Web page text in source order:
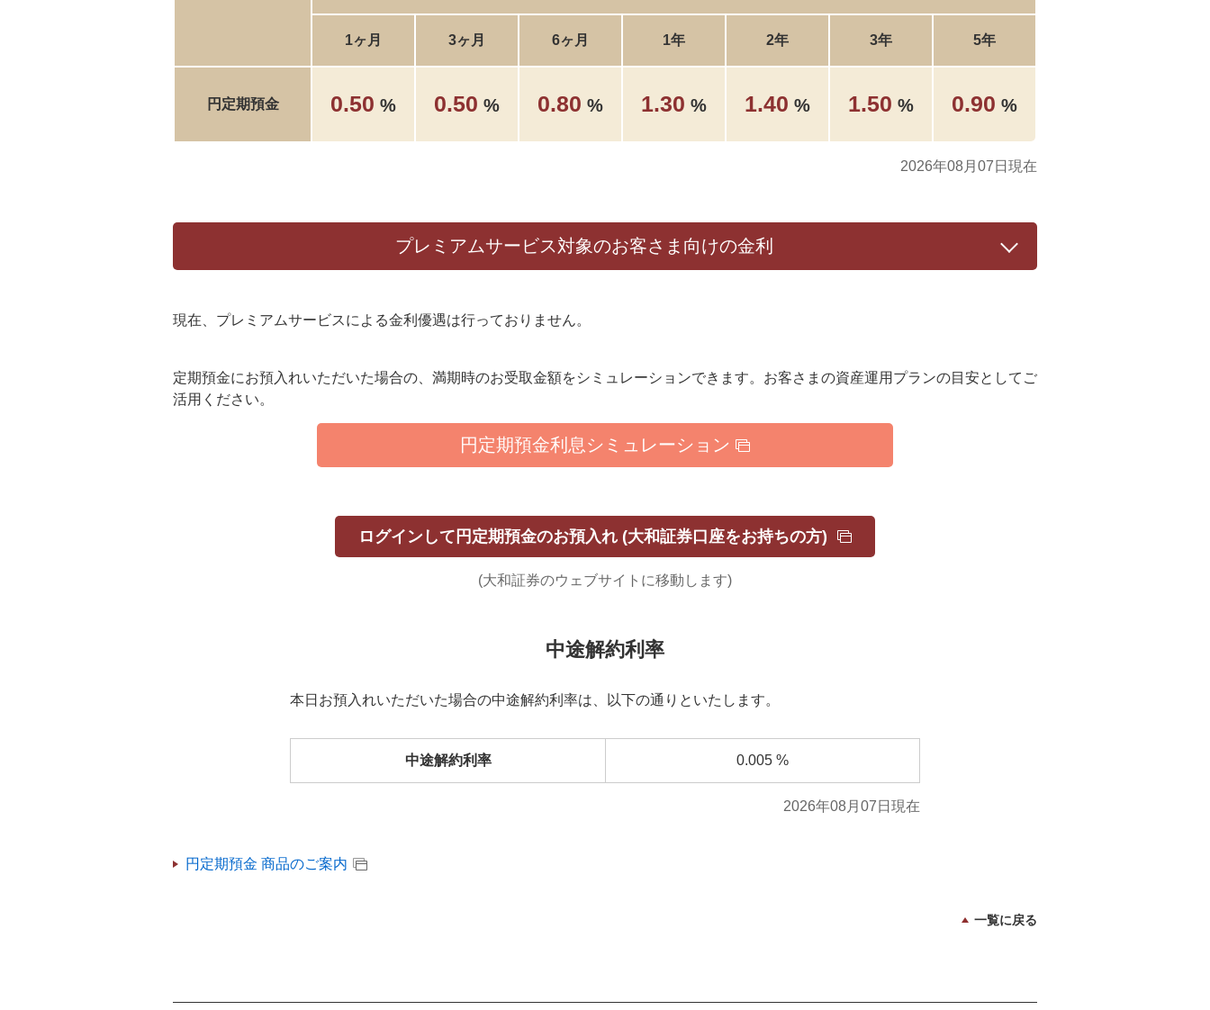
1ヶ月 3ヶ月 6ヶ月 1年 2年 3年 5年
円定期預金 0.50 % 0.50 % 0.80 % 1.30 % 1.40 % 1.50 % 0.90 %
2026年08月07日現在
プレミアムサービス対象のお客さま向けの金利
現在、プレミアムサービスによる金利優遇は行っておりません。
定期預金にお預入れいただいた場合の、満期時のお受取金額をシミュレーションできます。お客さまの資産運用プランの目安としてご
活用ください。
円定期預金利息シミュレーション
ログインして円定期預金のお預入れ (大和証券口座をお持ちの方)
(大和証券のウェブサイトに移動します)
中途解約利率
本日お預入れいただいた場合の中途解約利率は、以下の通りといたします。
中途解約利率 0.005 %
2026年08月07日現在
円定期預金 商品のご案内
一覧に戻る